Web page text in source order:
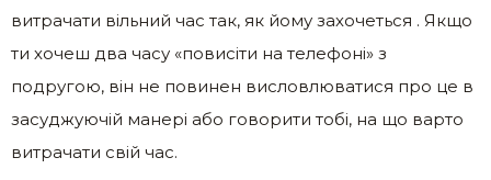
витрачати вільний час так, як йому захочеться . Якщо
ти хочеш два часу «повисіти на телефоні» з
подругою, він не повинен висловлюватися про це в
засуджуючій манері або говорити тобі, на що варто
витрачати свій час.